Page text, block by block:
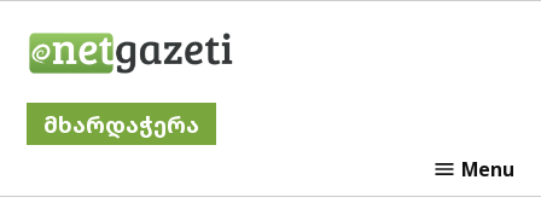
მხარდაჭერა
Menu